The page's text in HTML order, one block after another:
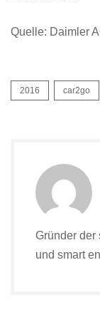
Quelle: Daimler
2016 car2go
Gründer der
und smart